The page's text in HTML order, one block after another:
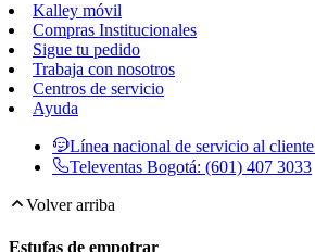
Kalley móvil
Compras Institucionales
Sigue tu pedido
Trabaja con nosotros
Centros de servicio
Ayuda
Línea nacional de servicio al cliente
Televentas Bogotá: (601) 407 3033
Volver arriba
Estufas de empotrar